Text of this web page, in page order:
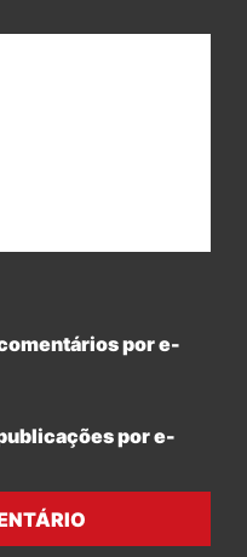
por e-
por e-